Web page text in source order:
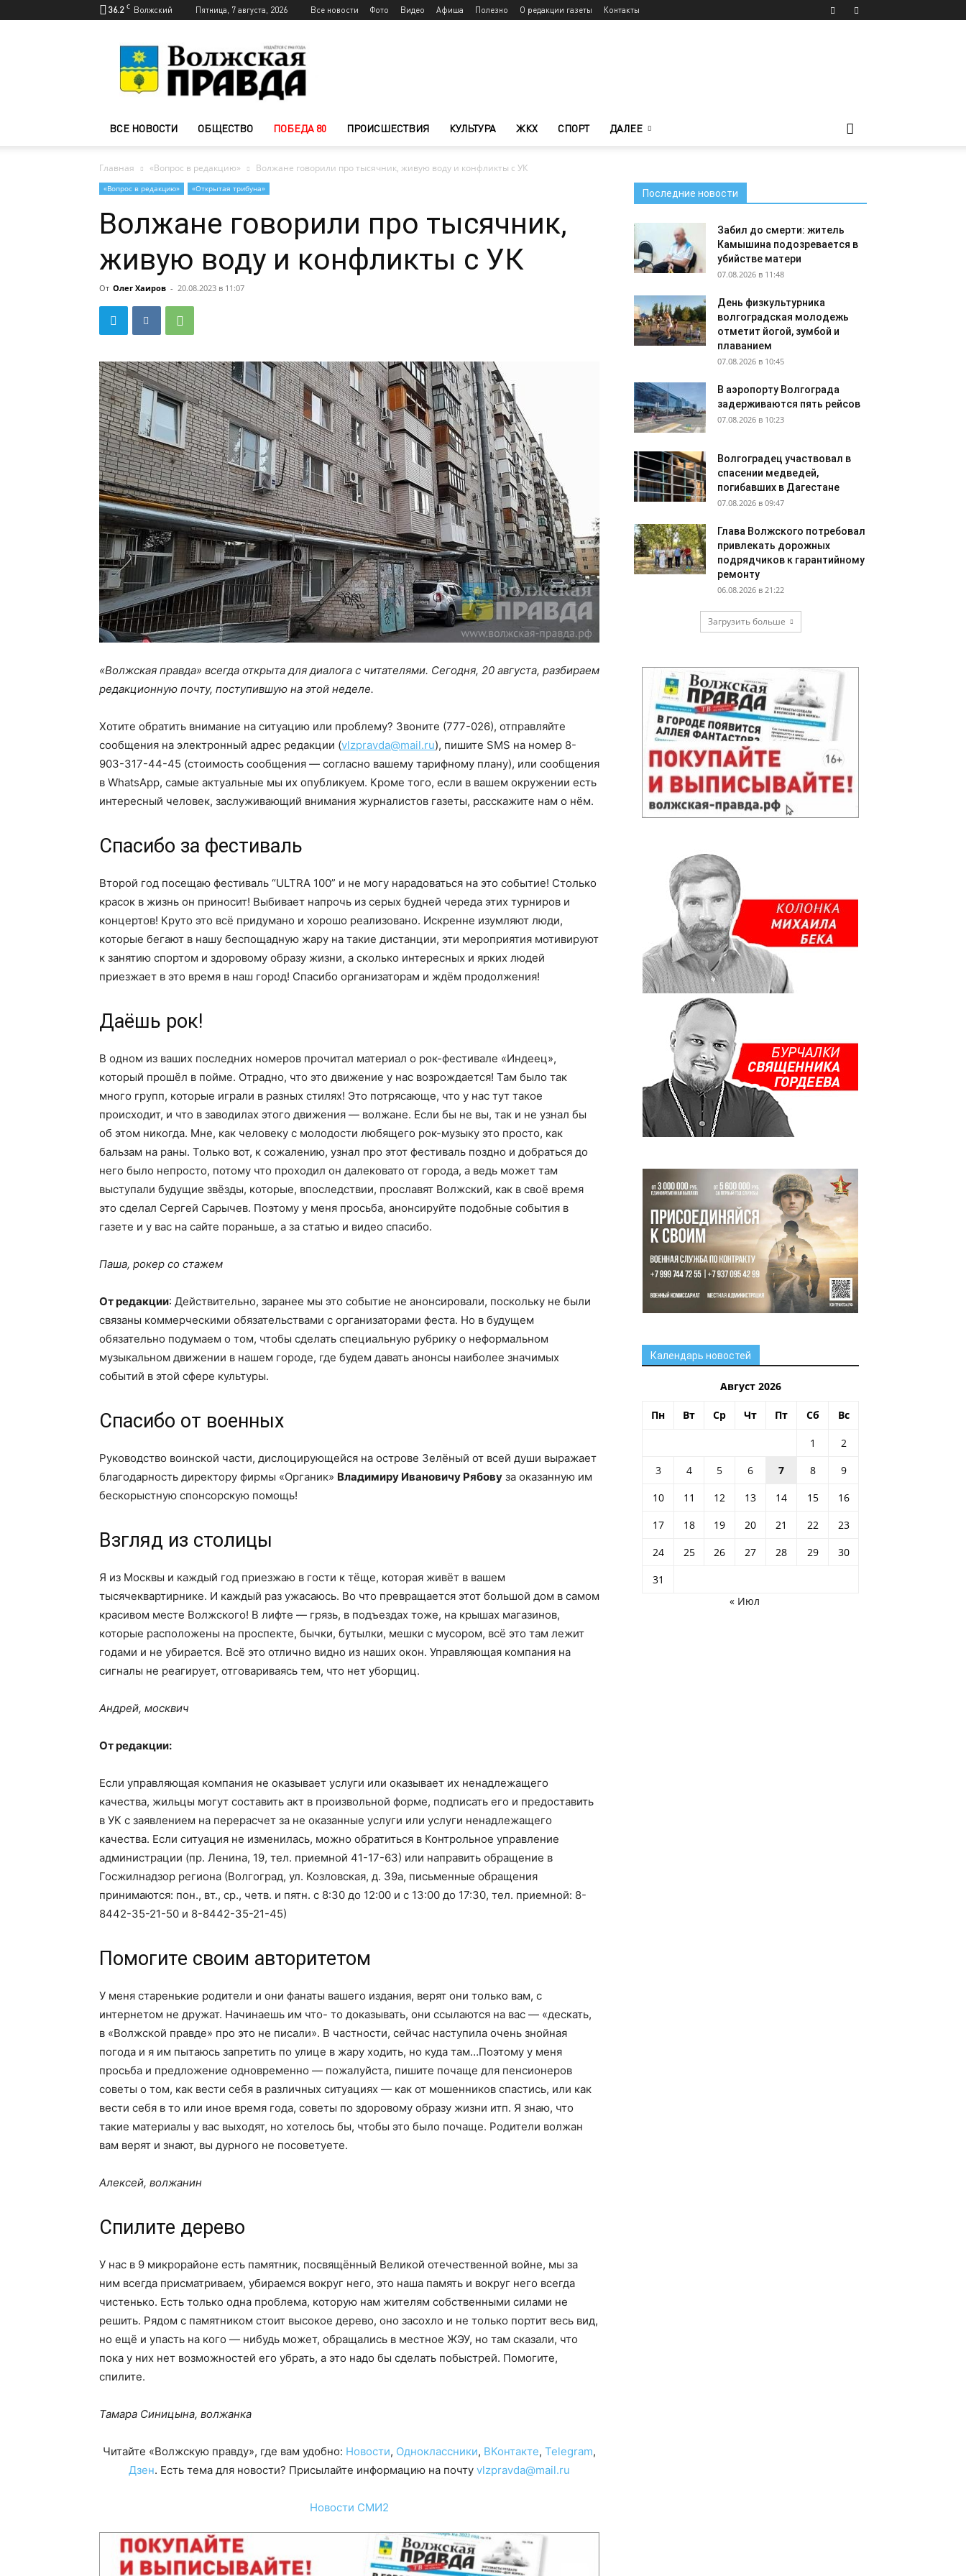
36.2 C Волжский Пятница, 7 августа, 2026 Все новости Фото Видео Афиша Полезно О редакции газеты Контакты
Волжского
—
Волжская
ВСЕ НОВОСТИ ОБЩЕСТВО ПОБЕДА 80 ПРОИСШЕСТВИЯ КУЛЬТУРА ЖКХ СПОРТ ДАЛЕЕ
Главная «Вопрос в редакцию» Волжане говорили про тысячник, живую воду и конфликты с УК
«Вопрос в редакцию» «Открытая трибуна»
Волжане говорили про тысячник,
живую воду и конфликты с УК
От Олег Хаиров - 20.08.2023 в 11:07
«Волжская правда» всегда открыта для диалога с читателями. Сегодня, 20 августа, разбираем
редакционную почту, поступившую на этой неделе.
Хотите обратить внимание на ситуацию или проблему? Звоните (777-026), отправляйте
сообщения на электронный адрес редакции (vlzpravda@mail.ru), пишите SMS на номер 8-
903-317-44-45 (стоимость сообщения — согласно вашему тарифному плану), или сообщения
в WhatsApp, самые актуальные мы их опубликуем. Кроме того, если в вашем окружении есть
интересный человек, заслуживающий внимания журналистов газеты, расскажите нам о нём.
Спасибо за фестиваль
Второй год посещаю фестиваль “ULTRA 100” и не могу нарадоваться на это событие! Столько
красок в жизнь он приносит! Выбивает напрочь из серых будней череда этих турниров и
концертов! Круто это всё придумано и хорошо реализовано. Искренне изумляют люди,
которые бегают в нашу беспощадную жару на такие дистанции, эти мероприятия мотивируют
к занятию спортом и здоровому образу жизни, а сколько интересных и ярких людей
приезжает в это время в наш город! Спасибо организаторам и ждём продолжения!
Даёшь рок!
В одном из ваших последних номеров прочитал материал о рок-фестивале «Индеец»,
который прошёл в пойме. Отрадно, что это движение у нас возрождается! Там было так
много групп, которые играли в разных стилях! Это потрясающе, что у нас тут такое
происходит, и что в заводилах этого движения — волжане. Если бы не вы, так и не узнал бы
об этом никогда. Мне, как человеку с молодости любящего рок-музыку это просто, как
бальзам на раны. Только вот, к сожалению, узнал про этот фестиваль поздно и добраться до
него было непросто, потому что проходил он далековато от города, а ведь может там
выступали будущие звёзды, которые, впоследствии, прославят Волжский, как в своё время
это сделал Сергей Сарычев. Поэтому у меня просьба, анонсируйте подобные события в
газете и у вас на сайте пораньше, а за статью и видео спасибо.
Паша, рокер со стажем
От редакции: Действительно, заранее мы это событие не анонсировали, поскольку не были
связаны коммерческими обязательствами с организаторами феста. Но в будущем
обязательно подумаем о том, чтобы сделать специальную рубрику о неформальном
музыкальном движении в нашем городе, где будем давать анонсы наиболее значимых
событий в этой сфере культуры.
Спасибо от военных
Руководство воинской части, дислоцирующейся на острове Зелёный от всей души выражает
благодарность директору фирмы «Органик» Владимиру Ивановичу Рябову за оказанную им
бескорыстную спонсорскую помощь!
Взгляд из столицы
Я из Москвы и каждый год приезжаю в гости к тёще, которая живёт в вашем
тысячеквартирнике. И каждый раз ужасаюсь. Во что превращается этот большой дом в самом
красивом месте Волжского! В лифте — грязь, в подъездах тоже, на крышах магазинов,
которые расположены на проспекте, бычки, бутылки, мешки с мусором, всё это там лежит
годами и не убирается. Всё это отлично видно из наших окон. Управляющая компания на
сигналы не реагирует, отговариваясь тем, что нет уборщиц.
Андрей, москвич
От редакции:
Если управляющая компания не оказывает услуги или оказывает их ненадлежащего
качества, жильцы могут составить акт в произвольной форме, подписать его и предоставить
в УК с заявлением на перерасчет за не оказанные услуги или услуги ненадлежащего
качества. Если ситуация не изменилась, можно обратиться в Контрольное управление
администрации (пр. Ленина, 19, тел. приемной 41-17-63) или направить обращение в
Госжилнадзор региона (Волгоград, ул. Козловская, д. 39а, письменные обращения
принимаются: пон., вт., ср., четв. и пятн. с 8:30 до 12:00 и с 13:00 до 17:30, тел. приемной: 8-
8442-35-21-50 и 8-8442-35-21-45)
Помогите своим авторитетом
У меня старенькие родители и они фанаты вашего издания, верят они только вам, с
интернетом не дружат. Начинаешь им что- то доказывать, они ссылаются на вас — «дескать,
в «Волжской правде» про это не писали». В частности, сейчас наступила очень знойная
погода и я им пытаюсь запретить по улице в жару ходить, но куда там…Поэтому у меня
просьба и предложение одновременно — пожалуйста, пишите почаще для пенсионеров
советы о том, как вести себя в различных ситуациях — как от мошенников спастись, или как
вести себя в то или иное время года, советы по здоровому образу жизни итп. Я знаю, что
такие материалы у вас выходят, но хотелось бы, чтобы это было почаще. Родители волжан
вам верят и знают, вы дурного не посоветуете.
Алексей, волжанин
Спилите дерево
У нас в 9 микрорайоне есть памятник, посвящённый Великой отечественной войне, мы за
ним всегда присматриваем, убираемся вокруг него, это наша память и вокруг него всегда
чистенько. Есть только одна проблема, которую нам жителям собственными силами не
решить. Рядом с памятником стоит высокое дерево, оно засохло и не только портит весь вид,
но ещё и упасть на кого — нибудь может, обращались в местное ЖЭУ, но там сказали, что
пока у них нет возможностей его убрать, а это надо бы сделать побыстрей. Помогите,
спилите.
Тамара Синицына, волжанка
Читайте «Волжскую правду», где вам удобно: Новости, Одноклассники, ВКонтакте, Telegram,
Дзен. Есть тема для новости? Присылайте информацию на почту vlzpravda@mail.ru
Новости СМИ2
Последние новости
Забил до смерти: житель
Камышина подозревается в
убийстве матери
07.08.2026 в 11:48
День физкультурника
волгоградская молодежь
отметит йогой, зумбой и
плаванием
07.08.2026 в 10:45
В аэропорту Волгограда
задерживаются пять рейсов
07.08.2026 в 10:23
Волгоградец участвовал в
спасении медведей,
погибавших в Дагестане
07.08.2026 в 09:47
Глава Волжского потребовал
привлекать дорожных
подрядчиков к гарантийному
ремонту
06.08.2026 в 21:22
Загрузить больше
Календарь новостей
Август 2026
Пн Вт Ср Чт Пт Сб Вс
1
2
3
4 5 6 7 8
9
10
11 12 13 14 15
16
17
18 19 20 21 22
23
24
25 26 27 28 29
30
31
« Июл